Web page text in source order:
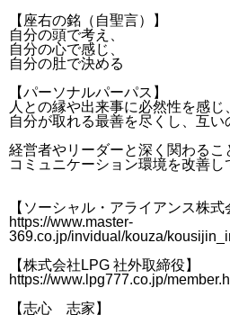
【座右の銘（自聖言）】
自分の頭で考え、
自分の心で感じ、
自分の肚で決める
【パーソナルパーパス】
人との縁や出来事に必然性を感じ
自分が取れる最善を尽くし、互い
経営者やリーダーと深く関わるこ
コミュニケーション環境を改善し
【ソーシャル・アライアンス株
https://www.master-
369.co.jp/invidual/kouza/
【株式会社LPG 社外取締役】
https://www.lpg777.co.jp/
【志心 志家】